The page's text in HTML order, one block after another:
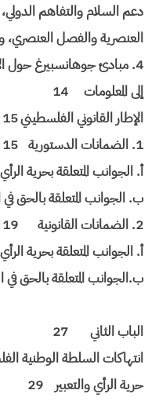
دعم السلام والتفاهم
العنصرية والفصل
4. مبادئ جوهانسبيرغ حول
إلى المعلومات
14
الإطار القانوني الفلسطيني15
1. الضمانات الدستورية
15
أ. الجوانب المتعلقة بحرية
ب. الجوانب المتعلقة بالحق
2. الضمانات القانونية
19
أ. الجوانب المتعلقة بحرية
ب.الجوانب المتعلقة بالحق
الباب الثاني
27
انتهاكات السلطة الوطنية
حرية الرأي والتعبير
29